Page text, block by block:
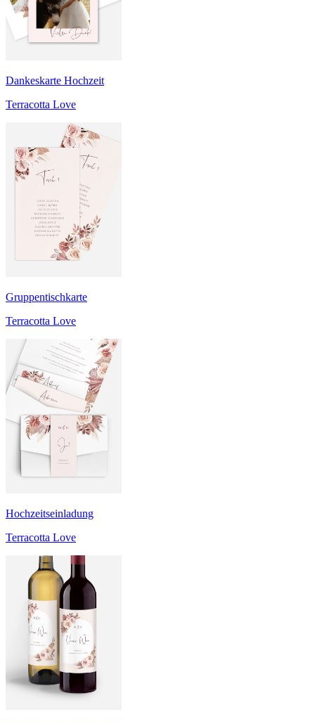
Dankeskarte Hochzeit
Terracotta Love
Gruppentischkarte
Terracotta Love
Hochzeitseinladung
Terracotta Love